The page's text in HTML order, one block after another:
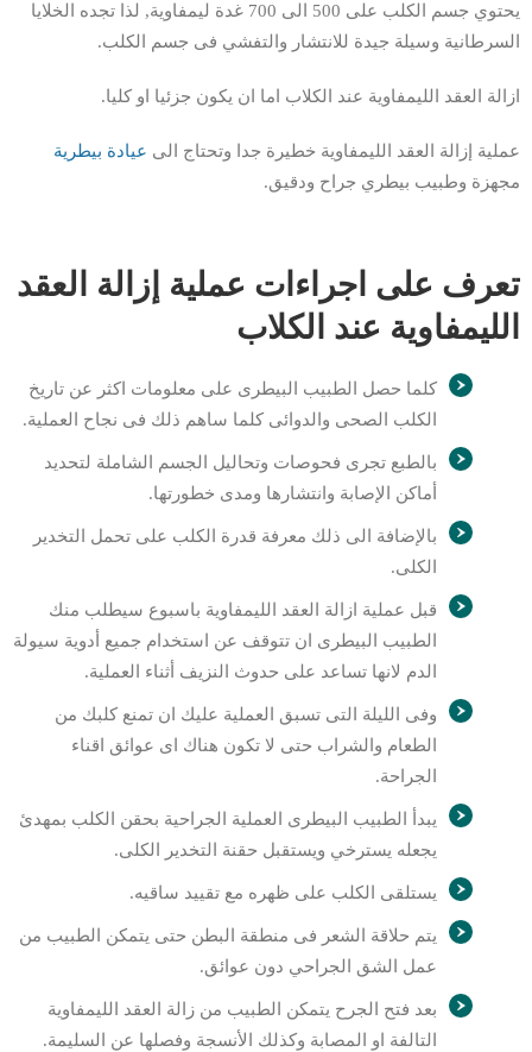
يحتوي جسم الكلب على 500 الى 700 غدة ليمفاوية, لذا تجده الخلايا
السرطانية وسيلة جيدة للانتشار والتفشي فى جسم الكلب.
ازالة العقد الليمفاوية عند الكلاب اما ان يكون جزئيا او كليا.
عملية إزالة العقد الليمفاوية خطيرة جدا وتحتاج الى عيادة بيطرية
مجهزة وطبيب بيطري جراح ودقيق.
تعرف على اجراءات عملية إزالة العقد
الليمفاوية عند الكلاب
كلما حصل الطبيب البيطرى على معلومات اكثر عن تاريخ
الكلب الصحى والدوائى كلما ساهم ذلك فى نجاح العملية.
بالطبع تجرى فحوصات وتحاليل الجسم الشاملة لتحديد
أماكن الإصابة وانتشارها ومدى خطورتها.
بالإضافة الى ذلك معرفة قدرة الكلب على تحمل التخدير
الكلى.
قبل عملية ازالة العقد الليمفاوية باسبوع سيطلب منك
الطبيب البيطرى ان تتوقف عن استخدام جميع أدوية سيولة
الدم لانها تساعد على حدوث النزيف أثناء العملية.
وفى الليلة التى تسبق العملية عليك ان تمنع كلبك من
الطعام والشراب حتى لا تكون هناك اى عوائق اقناء
الجراحة.
يبدأ الطبيب البيطرى العملية الجراحية بحقن الكلب بمهدئ
يجعله يسترخي ويستقبل حقنة التخدير الكلى.
يستلقى الكلب على ظهره مع تقييد ساقيه.
يتم حلاقة الشعر فى منطقة البطن حتى يتمكن الطبيب من
عمل الشق الجراحي دون عوائق.
بعد فتح الجرح يتمكن الطبيب من زالة العقد الليمفاوية
التالفة او المصابة وكذلك الأنسجة وفصلها عن السليمة.